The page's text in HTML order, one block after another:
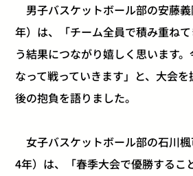
男子バスケットボール部の安藤
年）は、「チーム全員で積み重ね
う結果につながり嬉しく思います
なって戦っていきます」と、大会
後の抱負を語りました。
女子バスケットボール部の石川
4年）は、「春季大会で優勝するこ